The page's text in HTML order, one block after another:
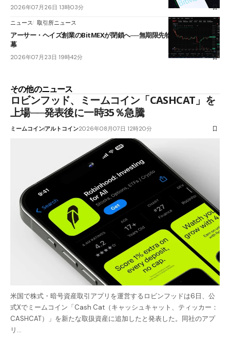
2026年07月26日 13時03分
ニュース 取引所ニュース
アーサー・ヘイズ創業のBitMEXが閉鎖へ──無期限先物を生んだ11年に
幕
2026年07月23日 19時42分
その他のニュース
ロビンフッド、ミームコイン「CASHCAT」を
上場──発表後に一時35％急騰
ミームコインアルトコイン2026年08月07日 12時20分
米国で株式・暗号資産取引アプリを運営するロビンフッドは6日、公
式Xでミームコイン「Cash Cat（キャッシュキャット、ティッカー：
CASHCAT）」を新たな取扱資産に追加したと発表した。同社のアプ
リ…